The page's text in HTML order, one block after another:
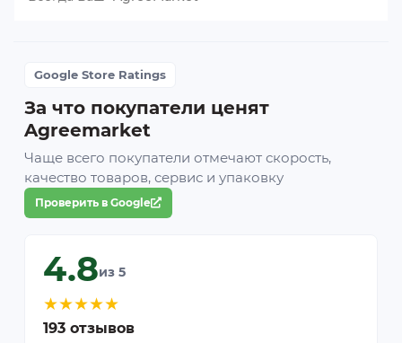
Google Store Ratings
За что покупатели ценят
Agreemarket
Чаще всего покупатели отмечают скорость,
качество товаров, сервис и упаковку
Проверить в Google
4.8из 5
★★★★★
193 отзывов